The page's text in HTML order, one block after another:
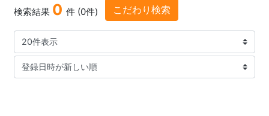
検索結果 0 件 (0件) こだわり検索